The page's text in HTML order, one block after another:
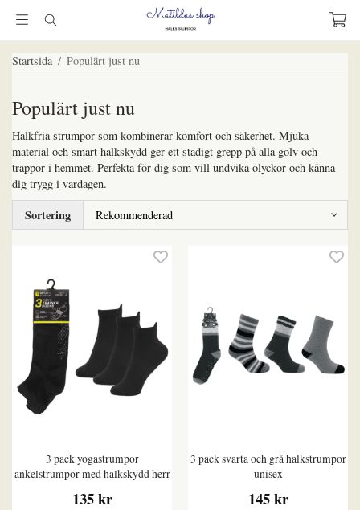
Startsida / Populärt just nu
Populärt just nu
Halkfria strumpor som kombinerar komfort och säkerhet. Mjuka
material och smart halkskydd ger ett stadigt grepp på alla golv och
trappor i hemmet. Perfekta för dig som vill undvika olyckor och känna
dig trygg i vardagen.
Sortering
3 pack yogastrumpor
ankelstrumpor med halkskydd herr
135 kr
3 pack svarta och grå halkstrumpor
unisex
145 kr